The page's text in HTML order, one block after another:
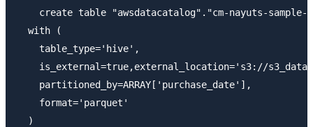
create table "awsdatacatalog"."cm-nayuts-
  with (
    table_type='hive',
is_external=true,external_location='s3://
    partitioned_by=ARRAY['purchase_date'],
    format='parquet'
  )